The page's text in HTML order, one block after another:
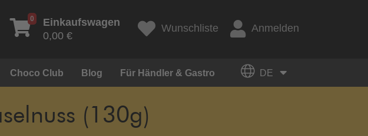
0
Einkaufswagen
0,00 €
Wunschliste Anmelden
Choco Club Blog Für Händler & Gastro DE
(130g)